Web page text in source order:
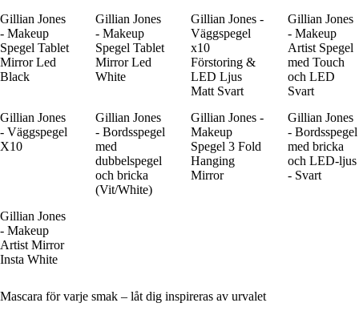
Gillian Jones
- Makeup
Spegel Tablet
Mirror Led
Black
Gillian Jones
- Makeup
Spegel Tablet
Mirror Led
White
Gillian Jones -
Väggspegel
x10
Förstoring &
LED Ljus
Matt Svart
Gillian Jones
- Makeup
Artist Spegel
med Touch
och LED
Svart
Gillian Jones
- Väggspegel
X10
Gillian Jones
- Bordsspegel
med
dubbelspegel
och bricka
(Vit/White)
Gillian Jones -
Makeup
Spegel 3 Fold
Hanging
Mirror
Gillian Jones
- Bordsspegel
med bricka
och LED-ljus
- Svart
Gillian Jones
- Makeup
Artist Mirror
Insta White
Mascara för varje smak – låt dig inspireras av urvalet